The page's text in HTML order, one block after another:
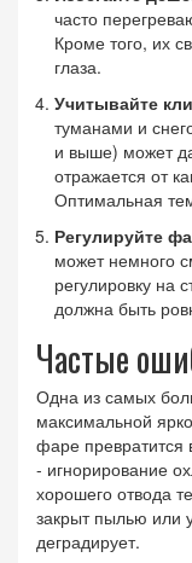
часто
Кроме того, их
глаза.
Учитывайте
туманами и
и выше) может
отражается от
Оптимальная
Регулируйте
может немного
регулировку на
должна быть
Частые
Одна из самых
максимальной
фаре превратится
- игнорирование
хорошего отвода
закрыт пылью или
деградирует.